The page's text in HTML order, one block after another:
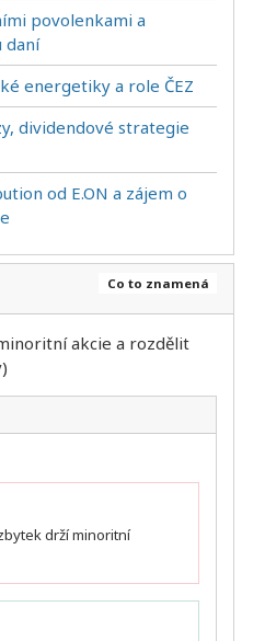
povolenkami a
daní
energetiky a role ČEZ
dividendové strategie
od E.ON a zájem o
Co to znamená
akcie a rozdělit
drží minoritní